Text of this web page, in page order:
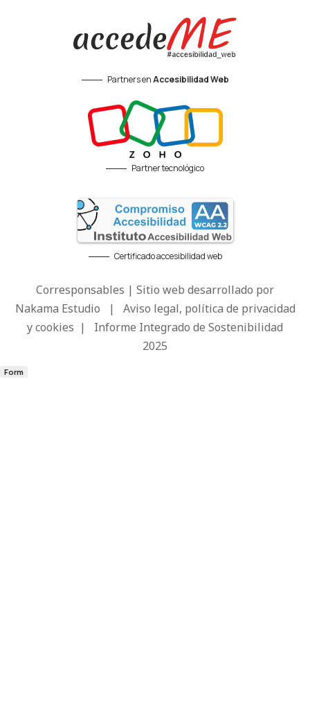
Partners enAccesibilidad Web
Partner tecnológico
Certificado accesibilidad web
Corresponsables | Sitio web desarrollado por
Nakama Estudio | Aviso legal, política de privacidad
y cookies | Informe Integrado de Sostenibilidad
2025
Form